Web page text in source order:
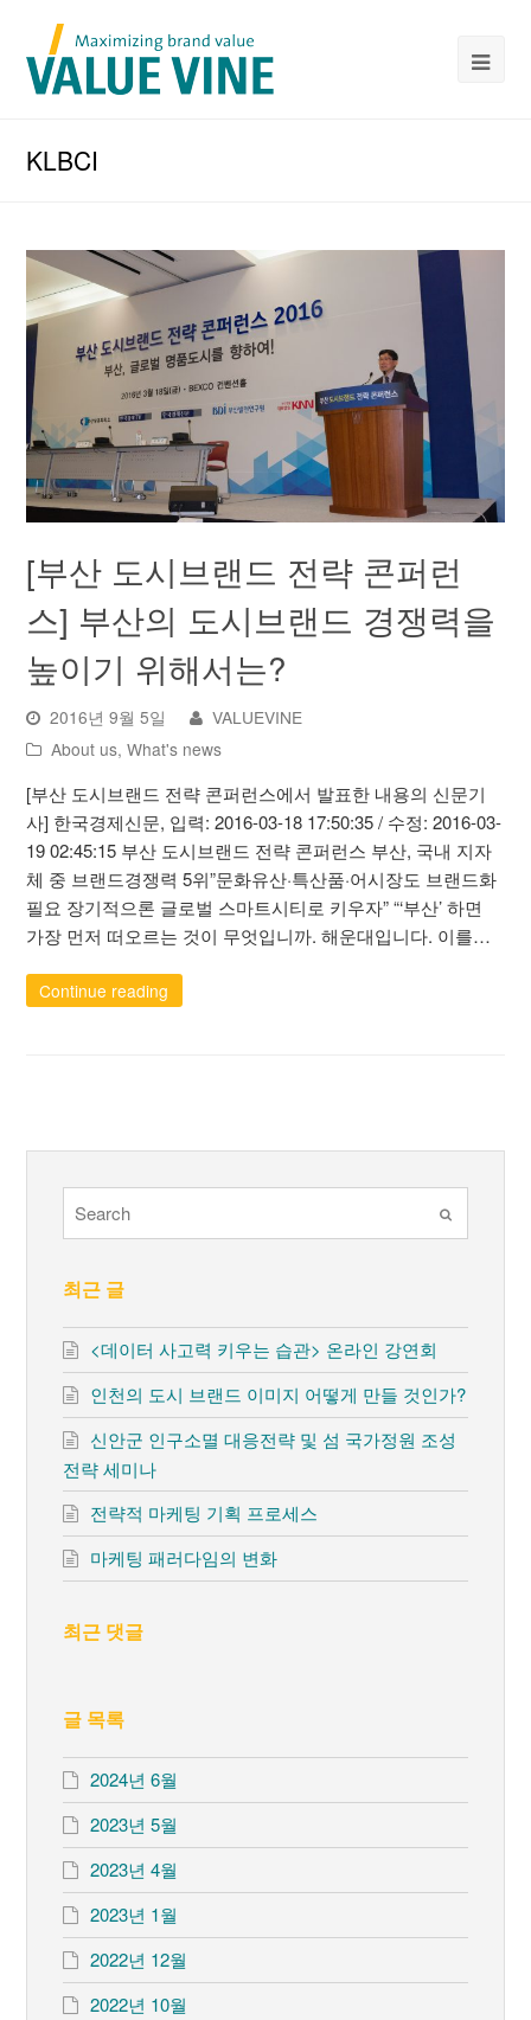
KLBCI
[부산 도시브랜드 전략 콘퍼런
스] 부산의 도시브랜드 경쟁력을
높이기 위해서는?
2016년 9월 5일
VALUEVINE
About us,What's news
[부산 도시브랜드 전략 콘퍼런스에서 발표한 내용의 신문기
사] 한국경제신문, 입력: 2016-03-18 17:50:35 / 수정: 2016-03-
19 02:45:15 부산 도시브랜드 전략 콘퍼런스 부산, 국내 지자
체 중 브랜드경쟁력 5위”문화유산·특산품·어시장도 브랜드화
필요 장기적으론 글로벌 스마트시티로 키우자” “‘부산’ 하면
가장 먼저 떠오르는 것이 무엇입니까. 해운대입니다. 이를…
Continue reading
최근 글
<데이터 사고력 키우는 습관> 온라인 강연회
인천의 도시 브랜드 이미지 어떻게 만들 것인가?
신안군 인구소멸 대응전략 및 섬 국가정원 조성
전략 세미나
전략적 마케팅 기획 프로세스
마케팅 패러다임의 변화
최근 댓글
글 목록
2024년 6월
2023년 5월
2023년 4월
2023년 1월
2022년 12월
2022년 10월